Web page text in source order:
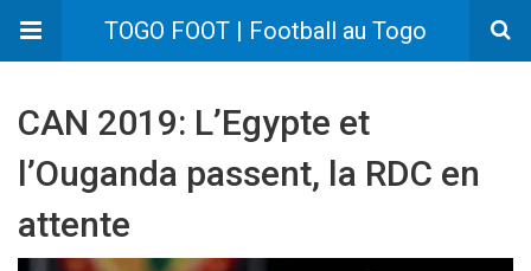
TOGO FOOT | Football au Togo
CAN 2019: L’Egypte et
l’Ouganda passent, la RDC en
attente